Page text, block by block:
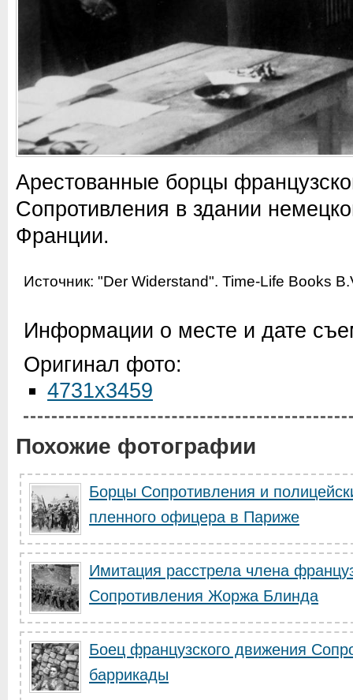
Арестованные борцы
Сопротивления в здании
Франции.
Источник: "Der Widerstand". Time-Life Books
Информации о месте и дате
Оригинал фото:
4731x3459
Похожие фотографии
Борцы Сопротивления и
пленного офицера в Париже
Имитация расстрела члена
Сопротивления Жоржа Блинда
Боец французского движения
баррикады